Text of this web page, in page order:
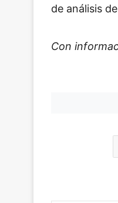
de análisis
Con